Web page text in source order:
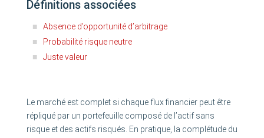
Définitions associées
Absence d’opportunité d’arbitrage
Probabilité risque neutre
Juste valeur
Le marché est complet si chaque flux financier peut être
répliqué par un portefeuille composé de l’actif sans
risque et des actifs risqués. En pratique, la complétude du